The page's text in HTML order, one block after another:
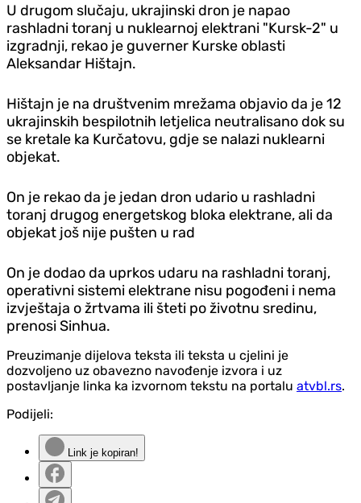
U drugom slučaju, ukrajinski dron je napao
rashladni toranj u nuklearnoj elektrani "Kursk-2" u
izgradnji, rekao je guverner Kurske oblasti
Aleksandar Hištajn.
Hištajn je na društvenim mrežama objavio da je 12
ukrajinskih bespilotnih letjelica neutralisano dok su
se kretale ka Kurčatovu, gd‌je se nalazi nuklearni
objekat.
On je rekao da je jedan dron udario u rashladni
toranj drugog energetskog bloka elektrane, ali da
objekat još nije pušten u rad
On je dodao da uprkos udaru na rashladni toranj,
operativni sistemi elektrane nisu pogođeni i nema
izvještaja o žrtvama ili šteti po životnu sredinu,
prenosi Sinhua.
Preuzimanje dijelova teksta ili teksta u cjelini je
dozvoljeno uz obavezno navođenje izvora i uz
postavljanje linka ka izvornom tekstu na portalu atvbl.rs.
Podijeli:
Link je kopiran!